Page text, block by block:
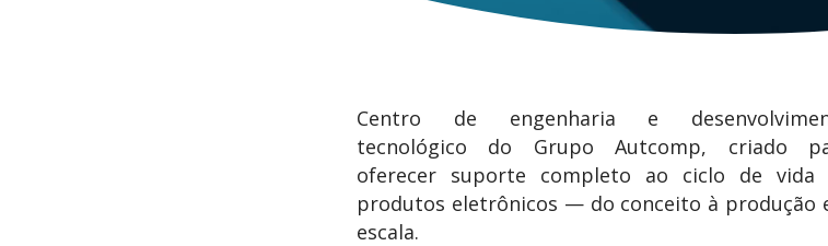
Centro de engenharia e
tecnológico do Grupo Autcomp, criado
oferecer suporte completo ao ciclo de vida
produtos eletrônicos — do conceito à produção
escala.